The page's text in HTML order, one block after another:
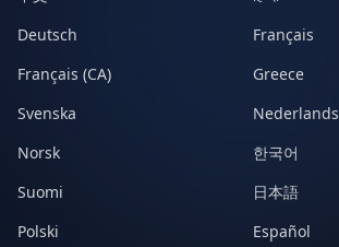
Deutsch
Français
Français (CA)
Greece
Svenska
Nederlands
Norsk
한국어
Suomi
日本語
Polski
Español